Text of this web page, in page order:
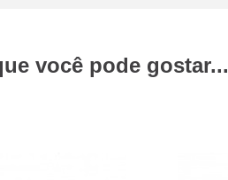
você pode gostar...